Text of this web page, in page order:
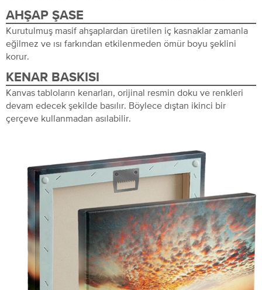
AHŞAP ŞASE
Kurutulmuş masif ahşaplardan üretilen iç kasnaklar zamanla
eğilmez ve ısı farkından etkilenmeden ömür boyu şeklini
korur.
KENAR BASKISI
Kanvas tabloların kenarları, orijinal resmin doku ve renkleri
devam edecek şekilde basılır. Böylece dıştan ikinci bir
çerçeve kullanmadan asılabilir.